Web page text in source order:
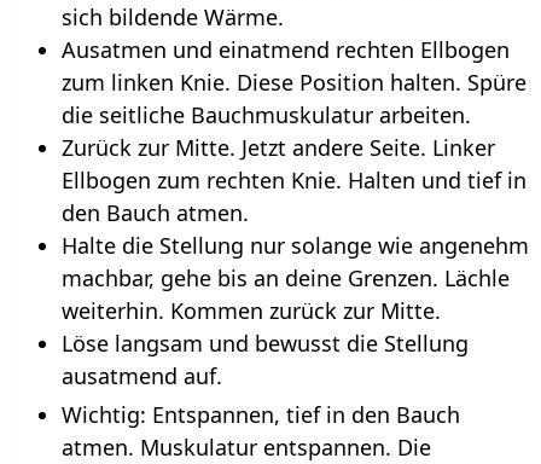
sich bildende Wärme.
Ausatmen und einatmend rechten Ellbogen
zum linken Knie. Diese Position halten. Spüre
die seitliche Bauchmuskulatur arbeiten.
Zurück zur Mitte. Jetzt andere Seite. Linker
Ellbogen zum rechten Knie. Halten und tief in
den Bauch atmen.
Halte die Stellung nur solange wie angenehm
machbar, gehe bis an deine Grenzen. Lächle
weiterhin. Kommen zurück zur Mitte.
Löse langsam und bewusst die Stellung
ausatmend auf.
Wichtig: Entspannen, tief in den Bauch
atmen. Muskulatur entspannen. Die